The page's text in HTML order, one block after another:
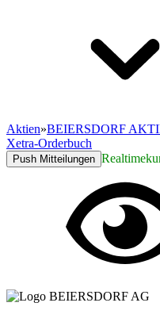
Aktien»BEIERSDORF
Xetra-Orderbuch
Push Mitteilungen